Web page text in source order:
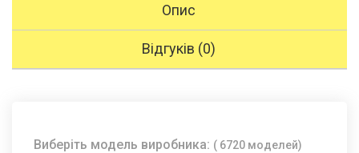
Опис
Відгуків (0)
Виберіть модель виробника: ( 6720 моделей)